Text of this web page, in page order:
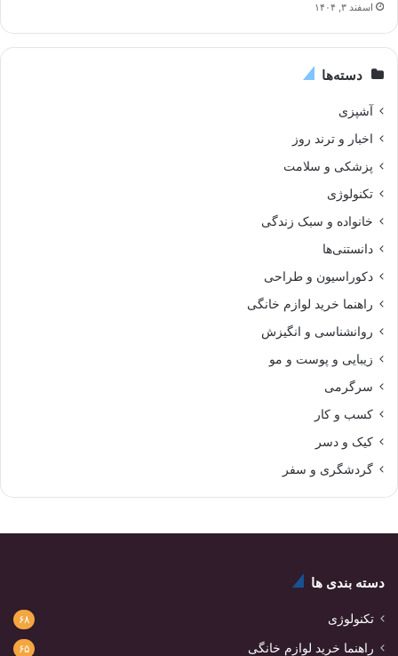
اسفند ۳, ۱۴۰۴
دسته‌ها
آشپزی
اخبار و ترند روز
پزشکی و سلامت
تکنولوژی
خانواده و سبک زندگی
دانستنی‌ها
دکوراسیون و طراحی
راهنما خرید لوازم خانگی
روانشناسی و انگیزش
زیبایی و پوست و مو
سرگرمی
کسب و کار
کیک و دسر
گردشگری و سفر
دسته بندی ها
تکنولوژی ۶۸
راهنما خرید لوازم خانگی ۶۵